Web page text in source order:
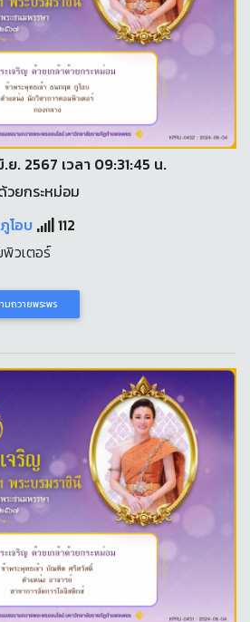
. 2567 เวลา 09:31:45 น.
วยกระหม่อม
โอบ
112
วเตอร์
มถวายพระพร